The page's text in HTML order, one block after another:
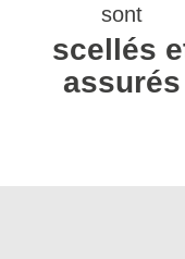
sont
scellés
assurés